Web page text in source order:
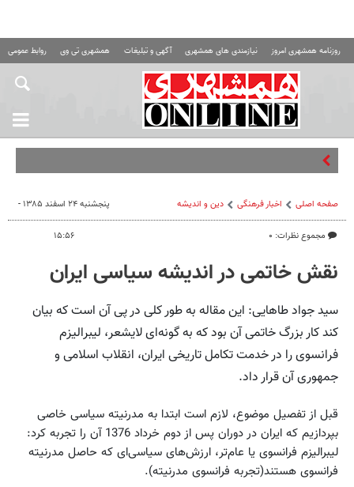
روزنامه همشهری امروز نیازمندی های همشهری آگهی و تبلیغات همشهری تی وی روابط عمومی
صفحه اصلی اخبار فرهنگی دین و اندیشه
مجموع نظرات: ۰
پنجشنبه ۲۴ اسفند ۱۳۸۵ -
۱۵:۵۶
نقش خاتمی در اندیشه سیاسی ایران
سید جواد طاهایی: این مقاله به طور کلی در پی آن است که بیان
کند کار بزرگ خاتمی آن بود که به گونه‌ای لایشعر، لیبرالیزم
فرانسوی را در خدمت تکامل تاریخی ایران، انقلاب اسلامی و
جمهوری آن قرار داد.
قبل از تفصیل موضوع، لازم است ابتدا به مدرنیته سیاسی خاصی
بپردازیم که ایران در دوران پس از دوم خرداد 1376 آن را تجربه کرد:
لیبرالیزم فرانسوی یا عام‌تر، ارزش‌های سیاسی‌ای که حاصل مدرنیته
فرانسوی هستند(تجربه فرانسوی مدرنیته).